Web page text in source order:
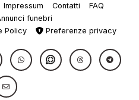
Impressum Contatti
FAQ
funebri
Policy Preferenze privacy